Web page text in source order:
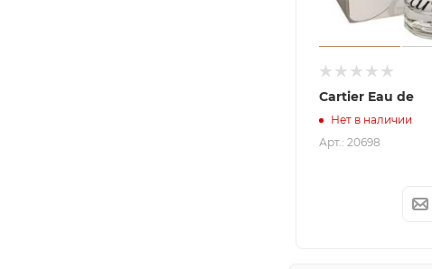
Cartier Eau de
Нет в наличии
Арт.: 20698